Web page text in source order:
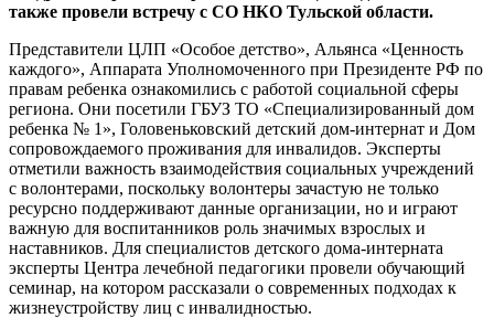
также провели встречу с СО НКО Тульской области.
Представители ЦЛП «Особое детство», Альянса «Ценность
каждого», Аппарата Уполномоченного при Президенте РФ по
правам ребенка ознакомились с работой социальной сферы
региона. Они посетили ГБУЗ ТО «Специализированный дом
ребенка № 1», Головеньковский детский дом-интернат и Дом
сопровождаемого проживания для инвалидов. Эксперты
отметили важность взаимодействия социальных учреждений
с волонтерами, поскольку волонтеры зачастую не только
ресурсно поддерживают данные организации, но и играют
важную для воспитанников роль значимых взрослых и
наставников. Для специалистов детского дома-интерната
эксперты Центра лечебной педагогики провели обучающий
семинар, на котором рассказали о современных подходах к
жизнеустройству лиц с инвалидностью.